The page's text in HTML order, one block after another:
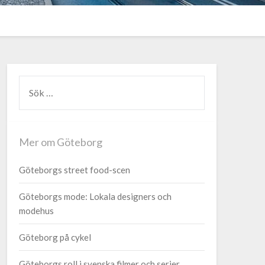
Mer om Göteborg
Göteborgs street food-scen
Göteborgs mode: Lokala designers och
modehus
Göteborg på cykel